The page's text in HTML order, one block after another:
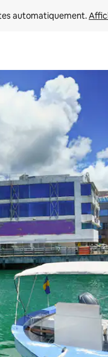
automatiquement.
parcourir ou en